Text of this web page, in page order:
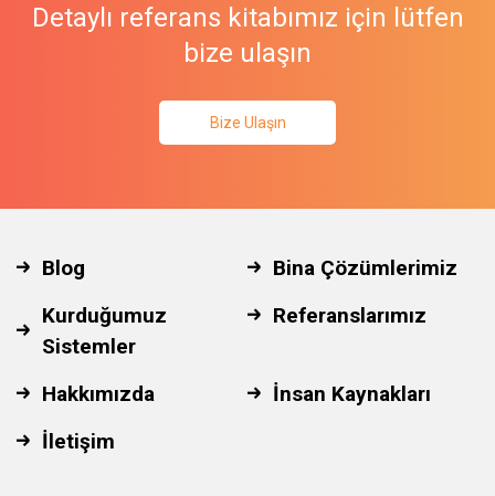
Detaylı referans kitabımız için lütfen
bize ulaşın
Bize Ulaşın
Blog
Bina Çözümlerimiz
Kurduğumuz
Sistemler
Referanslarımız
Hakkımızda
İnsan Kaynakları
İletişim